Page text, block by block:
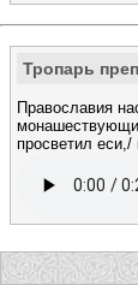
Тропарь
Православия
просветил